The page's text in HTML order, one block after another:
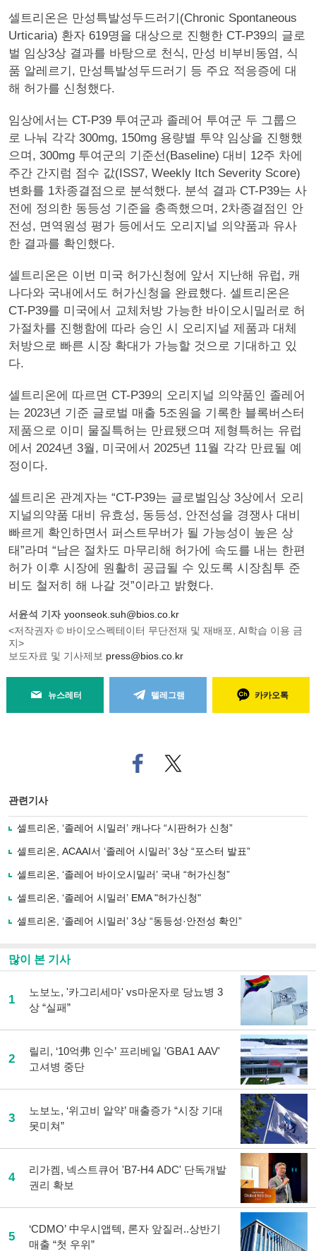
셀트리온은 만성특발성두드러기(Chronic Spontaneous
Urticaria) 환자 619명을 대상으로 진행한 CT-P39의 글로
벌 임상3상 결과를 바탕으로 천식, 만성 비부비동염, 식
품 알레르기, 만성특발성두드러기 등 주요 적응증에 대
해 허가를 신청했다.
임상에서는 CT-P39 투여군과 졸레어 투여군 두 그룹으
로 나눠 각각 300mg, 150mg 용량별 투약 임상을 진행했
으며, 300mg 투여군의 기준선(Baseline) 대비 12주 차에
주간 간지럼 점수 값(ISS7, Weekly Itch Severity Score)
변화를 1차종결점으로 분석했다. 분석 결과 CT-P39는 사
전에 정의한 동등성 기준을 충족했으며, 2차종결점인 안
전성, 면역원성 평가 등에서도 오리지널 의약품과 유사
한 결과를 확인했다.
셀트리온은 이번 미국 허가신청에 앞서 지난해 유럽, 캐
나다와 국내에서도 허가신청을 완료했다. 셀트리온은
CT-P39를 미국에서 교체처방 가능한 바이오시밀러로 허
가절차를 진행함에 따라 승인 시 오리지널 제품과 대체
처방으로 빠른 시장 확대가 가능할 것으로 기대하고 있
다.
셀트리온에 따르면 CT-P39의 오리지널 의약품인 졸레어
는 2023년 기준 글로벌 매출 5조원을 기록한 블록버스터
제품으로 이미 물질특허는 만료됐으며 제형특허는 유럽
에서 2024년 3월, 미국에서 2025년 11월 각각 만료될 예
정이다.
셀트리온 관계자는 “CT-P39는 글로벌임상 3상에서 오리
지널의약품 대비 유효성, 동등성, 안전성을 경쟁사 대비
빠르게 확인하면서 퍼스트무버가 될 가능성이 높은 상
태”라며 “남은 절차도 마무리해 허가에 속도를 내는 한편
허가 이후 시장에 원활히 공급될 수 있도록 시장침투 준
비도 철저히 해 나갈 것”이라고 밝혔다.
서윤석 기자 yoonseok.suh@bios.co.kr
<저작권자 © 바이오스펙테이터 무단전재 및 재배포, AI학습 이용 금
지>
보도자료 및 기사제보 press@bios.co.kr
뉴스레터 텔레그램 카카오톡
페
이
로
기
사
유
기
트위
터로
관련기사
셀트리온, ‘졸레어 시밀러’ 캐나다 “시판허가 신청”
셀트리온, ACAAI서 ‘졸레어 시밀러’ 3상 “포스터 발표”
셀트리온, ‘졸레어 바이오시밀러’ 국내 “허가신청”
셀트리온, ‘졸레어 시밀러’ EMA "허가신청"
셀트리온, ‘졸레어 시밀러’ 3상 “동등성·안전성 확인”
많이 본 기사
1
노보노, '카그리세마' vs마운자로 당뇨병 3
상 “실패”
2
릴리, ‘10억弗 인수’ 프리베일 'GBA1 AAV'
고셔병 중단
3
노보노, ‘위고비 알약’ 매출증가 “시장 기대
못미쳐”
4
리가켐, 넥스트큐어 'B7-H4 ADC' 단독개발
권리 확보
5
‘CDMO’ 中우시앱텍, 론자 앞질러..상반기
매출 “첫 우위”